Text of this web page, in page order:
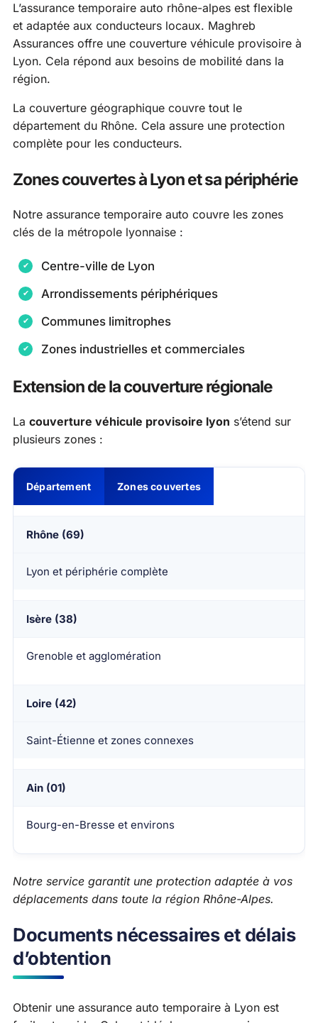
L’assurance temporaire auto rhône-alpes est flexible
et adaptée aux conducteurs locaux. Maghreb
Assurances offre une couverture véhicule provisoire à
Lyon. Cela répond aux besoins de mobilité dans la
région.
La couverture géographique couvre tout le
département du Rhône. Cela assure une protection
complète pour les conducteurs.
Zones couvertes à Lyon et sa périphérie
Notre assurance temporaire auto couvre les zones
clés de la métropole lyonnaise :
Centre-ville de Lyon
Arrondissements périphériques
Communes limitrophes
Zones industrielles et commerciales
Extension de la couverture régionale
La couverture véhicule provisoire lyon s’étend sur
plusieurs zones :
Département Zones couvertes
Rhône (69)
Lyon et périphérie complète
Isère (38)
Grenoble et agglomération
Loire (42)
Saint-Étienne et zones connexes
Ain (01)
Bourg-en-Bresse et environs
Notre service garantit une protection adaptée à vos
déplacements dans toute la région Rhône-Alpes.
Documents nécessaires et délais
d’obtention
Obtenir une assurance auto temporaire à Lyon est